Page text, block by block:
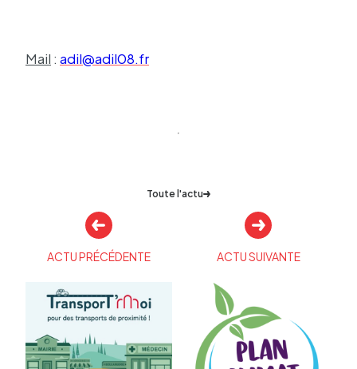
Mail : adil@a­dil08.fr
Toute l'actu
Autres
actualités
ACTU PRÉCÉDENTE ACTU SUIVANTE